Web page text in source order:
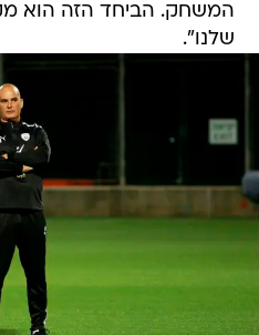
המשחק. הביחד הזה הוא
שלנו".